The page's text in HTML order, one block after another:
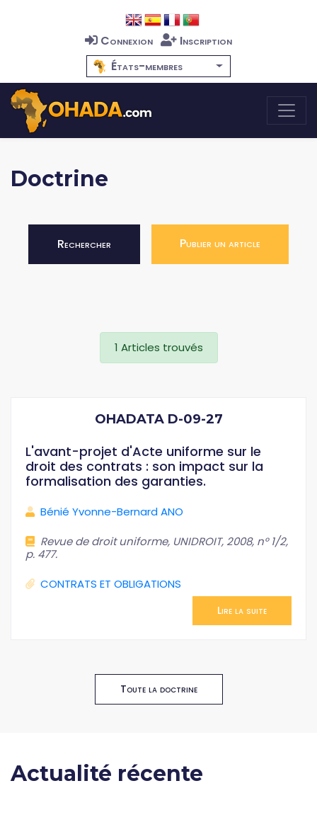
Connexion
Inscription
États-membres
Doctrine
Rechercher Publier un article
1 Articles trouvés
OHADATA D-09-27
L'avant-projet d'Acte uniforme sur le
droit des contrats : son impact sur la
formalisation des garanties.
Bénié Yvonne-Bernard ANO
Revue de droit uniforme, UNIDROIT, 2008, n° 1/2,
p. 477.
CONTRATS ET OBLIGATIONS
Lire la suite
Toute la doctrine
Actualité récente